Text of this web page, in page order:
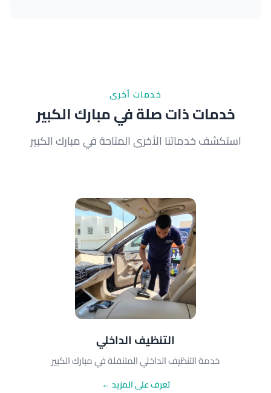
خدمات أخرى
خدمات ذات صلة في مبارك الكبير
استكشف خدماتنا الأخرى المتاحة في مبارك الكبير
التنظيف الداخلي
خدمة التنظيف الداخلي المتنقلة في مبارك الكبير
تعرف على المزيد ←